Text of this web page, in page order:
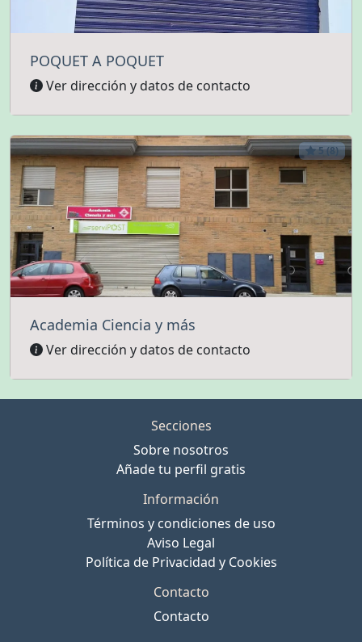
POQUET A POQUET
Ver dirección y datos de contacto
5 (8)
Academia Ciencia y más
Ver dirección y datos de contacto
Secciones
Sobre nosotros
Añade tu perfil gratis
Información
Términos y condiciones de uso
Aviso Legal
Política de Privacidad y Cookies
Contacto
Contacto